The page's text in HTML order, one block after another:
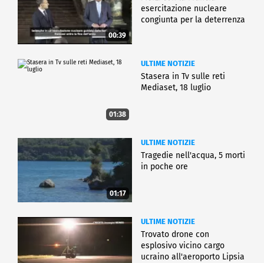
00:39
esercitazione nucleare
congiunta per la deterrenza
01:38
ULTIME NOTIZIE
Stasera in Tv sulle reti
Mediaset, 18 luglio
01:17
ULTIME NOTIZIE
Tragedie nell'acqua, 5 morti
in poche ore
ULTIME NOTIZIE
Trovato drone con
esplosivo vicino cargo
ucraino all'aeroporto Lipsia